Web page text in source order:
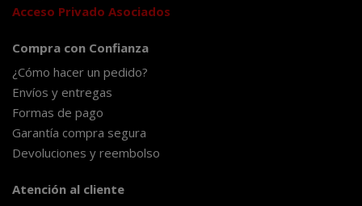
Acceso Privado Asociados
Compra con Confianza
¿Cómo hacer un pedido?
Envíos y entregas
Formas de pago
Garantía compra segura
Devoluciones y reembolso
Atención al cliente